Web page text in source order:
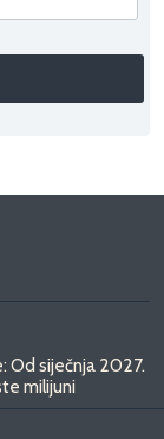
Od siječnja 2027.
milijuni